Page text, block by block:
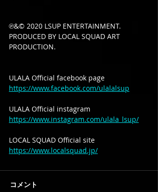
℗&© 2020 LSUP ENTERTAINMENT.
PRODUCED BY LOCAL SQUAD ART
PRODUCTION.
ULALA Official facebook page
https://www.facebook.com/ulalalsup
ULALA Official instagram
https://www.instagram.com/ulala_lsup/
LOCAL SQUAD Official site
https://www.localsquad.jp/
コメント